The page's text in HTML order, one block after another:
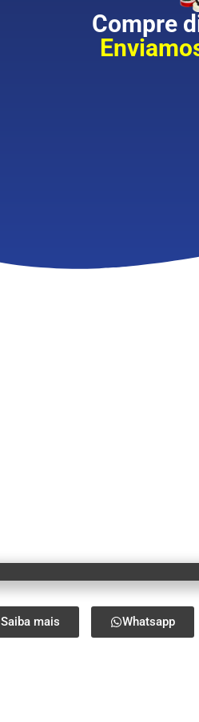
Compre
Saiba mais Whatsapp